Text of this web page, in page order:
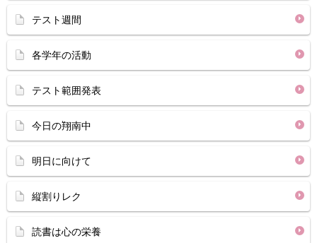
テスト週間
各学年の活動
テスト範囲発表
今日の翔南中
明日に向けて
縦割りレク
読書は心の栄養